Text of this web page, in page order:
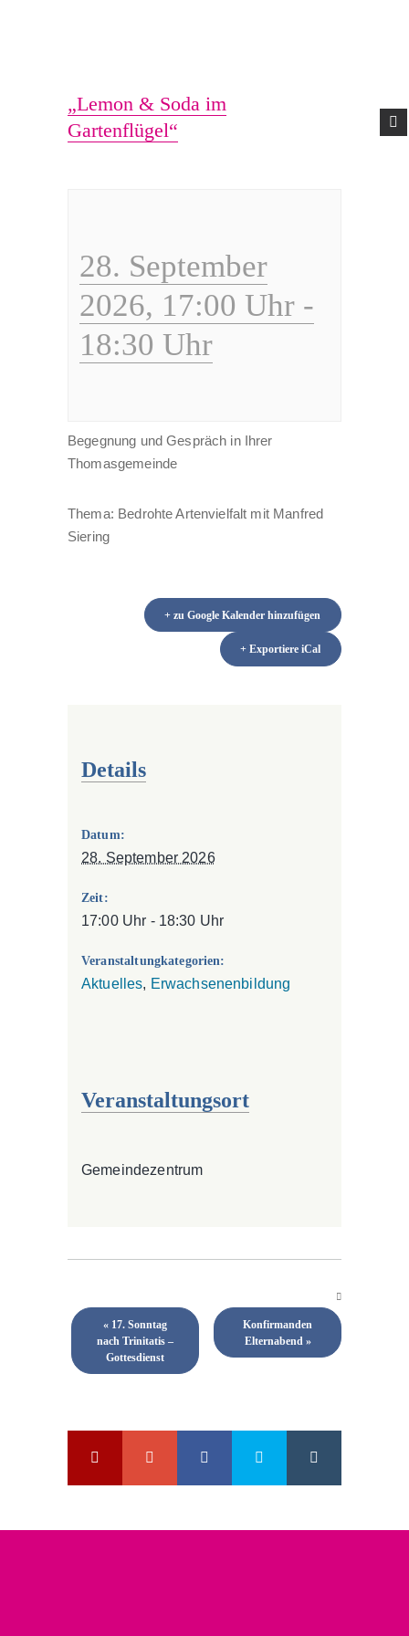
„Lemon & Soda im
Gartenflügel“
28. September
2026, 17:00 Uhr -
18:30 Uhr
Begegnung und Gespräch in Ihrer
Thomasgemeinde
Thema: Bedrohte Artenvielfalt mit Manfred
Siering
+ zu Google Kalender hinzufügen
+ Exportiere iCal
Details
Datum:
28. September 2026
Zeit:
17:00 Uhr - 18:30 Uhr
Veranstaltungkategorien:
Aktuelles, Erwachsenenbildung
Veranstaltungsort
Gemeindezentrum
« 17. Sonntag
nach Trinitatis –
Gottesdienst
Konfirmanden
Elternabend »